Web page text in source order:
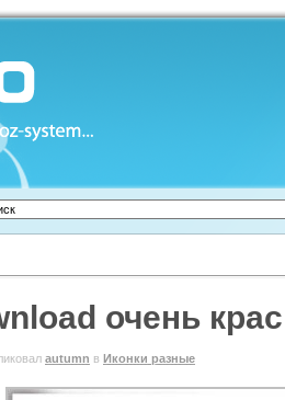
очень
autumn в Иконки разные